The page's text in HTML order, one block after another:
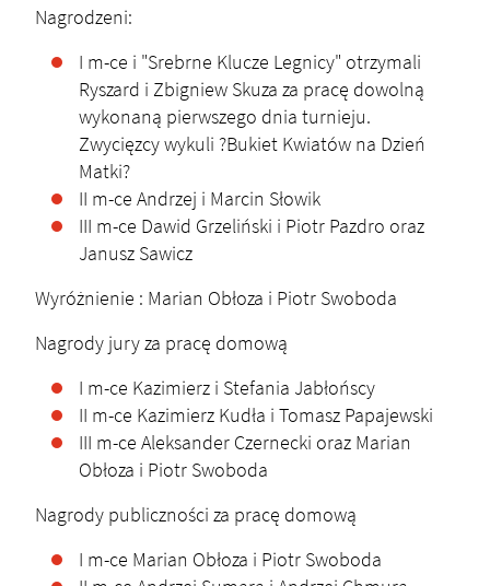
Nagrodzeni:
I m-ce i "Srebrne Klucze Legnicy" otrzymali
Ryszard i Zbigniew Skuza za pracę dowolną
wykonaną pierwszego dnia turnieju.
Zwycięzcy wykuli ?Bukiet Kwiatów na Dzień
Matki?
II m-ce Andrzej i Marcin Słowik
III m-ce Dawid Grzeliński i Piotr Pazdro oraz
Janusz Sawicz
Wyróżnienie : Marian Obłoza i Piotr Swoboda
Nagrody jury za pracę domową
I m-ce Kazimierz i Stefania Jabłońscy
II m-ce Kazimierz Kudła i Tomasz Papajewski
III m-ce Aleksander Czernecki oraz Marian
Obłoza i Piotr Swoboda
Nagrody publiczności za pracę domową
I m-ce Marian Obłoza i Piotr Swoboda